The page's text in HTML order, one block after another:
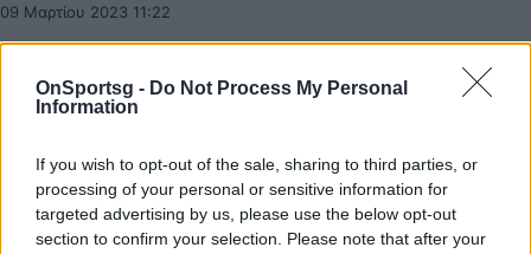
OnSportsg - Do Not Process My Personal
Information
If you wish to opt-out of the sale, sharing to third parties, or
processing of your personal or sensitive information for
targeted advertising by us, please use the below opt-out
section to confirm your selection. Please note that after your
09 Μαρτίου 2023 11:22